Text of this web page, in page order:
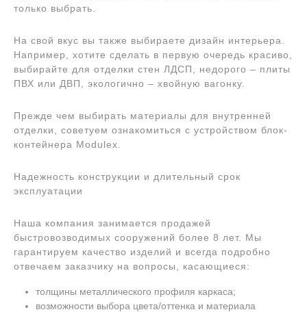
только выбрать.
На свой вкус вы также выбираете дизайн интерьера.
Например, хотите сделать в первую очередь красиво,
выбирайте для отделки стен ЛДСП, недорого – плиты
ПВХ или ДВП, экологично – хвойную вагонку.
Прежде чем выбирать материалы для внутренней
отделки, советуем ознакомиться с устройством блок-
контейнера Modulex.
Надежность конструкции и длительный срок
эксплуатации
Наша компания занимается продажей
быстровозводимых сооружений более 8 лет. Мы
гарантируем качество изделий и всегда подробно
отвечаем заказчику на вопросы, касающиеся:
толщины металлического профиля каркаса;
возможности выбора цвета/оттенка и материала